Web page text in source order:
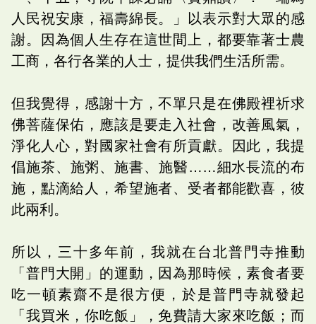
人民祝安康，福壽綿長。」以表示對大眾的感
謝。因為個人生存在這世間上，都要靠著士農
工商，各行各業的人士，提供我們生活所需。
但我覺得，感謝十方，不單只是在佛殿裡祈求
佛菩薩保佑，應該是要走入社會，改善風氣，
淨化人心，對國家社會有所貢獻。因此，我提
倡施茶、施粥、施書、施醫……細水長流的布
施，點滴給人，希望施者、受者都能歡喜，彼
此兩利。
所以，三十多年前，我就在台北普門寺推動
「普門大開」的運動，因為那時候，素食者要
吃一頓素齋不是很方便，於是普門寺就發起
「我買米，你吃飯」，免費請大家來吃飯；而